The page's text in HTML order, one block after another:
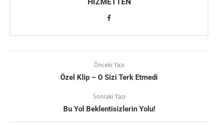
Önceki Yazı
Özel Klip – O Sizi Terk Etmedi
Sonraki Yazı
Bu Yol Beklentisizlerin Yolu!